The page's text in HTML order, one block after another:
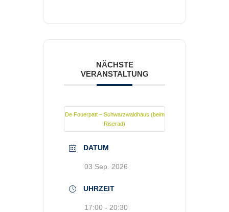
NÄCHSTE
VERANSTALTUNG
De Fouerpatt – Schwarzwaldhaus (beim
Riserad)
DATUM
03 Sep. 2026
UHRZEIT
17:00 - 20:30